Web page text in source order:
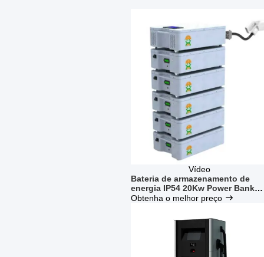
Vídeo
Bateria de armazenamento de
energia IP54 20Kw Power Bank
para estação de carregamento
Obtenha o melhor preço